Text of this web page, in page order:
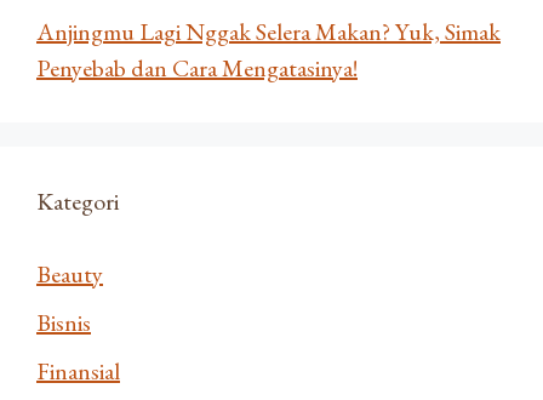
Anjingmu Lagi Nggak Selera Makan? Yuk, Simak
Penyebab dan Cara Mengatasinya!
Kategori
Beauty
Bisnis
Finansial